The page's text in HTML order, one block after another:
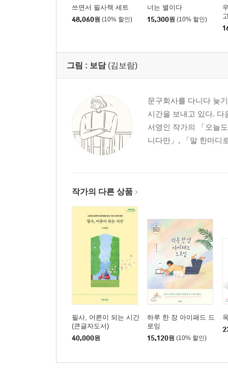
쓰면서 필사책 세트
48,060원 (10% 할인)
너는 별이다
15,300원 (10% 할인)
그림 : 보담 (김보람)
문구회사를 다니다 늦
시간을 보내고 있다. 다
서영인 작가의 「오늘
니다만」, 「말 한마디
작가의 다른 상품
필사, 어른이 되는 시간
(큰글자도서)
40,000원
하루 한 장 아이패드 드
로잉
15,120원 (10% 할인)